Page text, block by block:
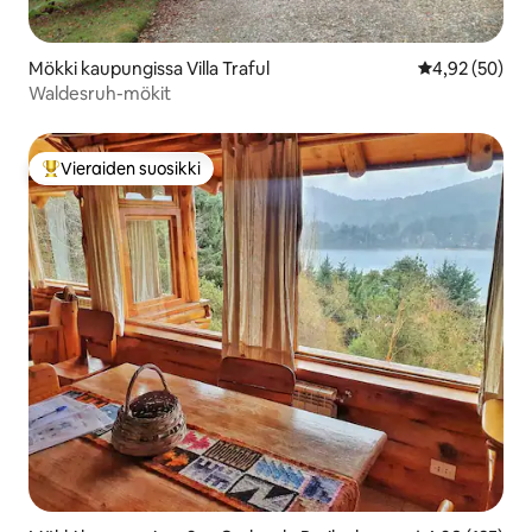
Mökki kaupungissa Villa Traful
4,92 (50)
Waldesruh-mökit
Vieraiden suosikkien parhaimmistoa
Vieraiden suosikki